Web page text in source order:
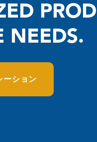
NEEDS.
ーション